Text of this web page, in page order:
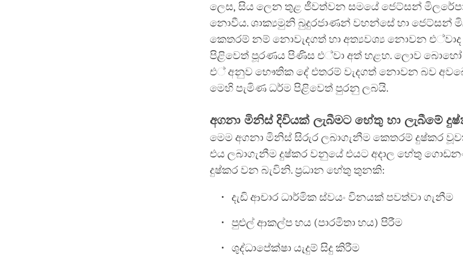
ලෙස, සිය ලෙන තුළ ජීවත්වන සමයේ ජෙට්සන්
නොවීය. ශාක්‍යමුනි බුදුරජාණන් වහන්සේ හා ජෙට්සන්
කෙතරම් නම්‌ නොවැදගත් හා අත්‍යවශ්‍ය නොවන
පිළිවෙත් පූරණය පිණිස එ්වා අත් හළහ. ලොව බොහෝ
එ් අනුව භෞතික දේ එතරම් වැදගත් නොවන බව
මෙහි පැමිණ ධර්ම පිළිවෙත් පුරනු ලබයි.
අගනා මිනිස් දිවියක් ලැබීමට හේතු හා ලැබීමේ
මෙම අගනා මිනිස් සිරුර ලබාගැනීම කෙතරම් දුෂ්කර
එය ලබාගැනීම දුෂ්කර වනුයේ එයට අදාල හේතු
දුෂ්කර වන බැවිනි. ප්‍රධාන හේතු තුනකි:
දැඩි ආචාර ධාර්මික ස්වයං විනයක් පවත්වා ගැනීම
පුළුල් ආකල්ප හය (පාරමිතා හය) පිරීම
ශුද්ධාපේක්ෂා යැදුම් සිදු කිරීම